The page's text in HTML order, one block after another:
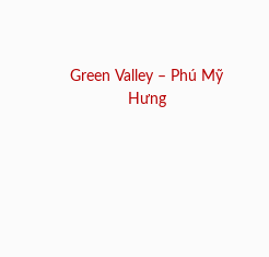
Green Valley – Phú Mỹ
Hưng